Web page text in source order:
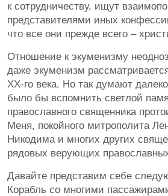
к сотрудничеству, ищут
представителями иных
что все они прежде всего –
Отношение к экуменизму
даже экуменизм
XX-го века. Но так думают
было бы вспомнить светлой
православного священника
Меня, покойного митрополита
Никодима и многих других
рядовых верующих
Давайте представим себе
Корабль со многими